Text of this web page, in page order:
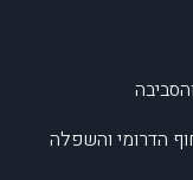
הדרומי והשפלה